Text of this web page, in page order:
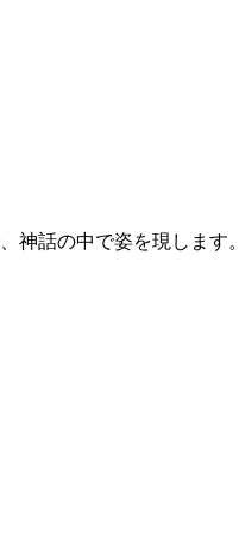
神話の中で姿を現します。